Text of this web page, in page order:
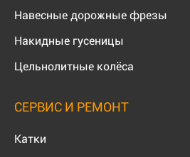
Навесные дорожные фрезы
Накидные гусеницы
Цельнолитные колёса
СЕРВИС И РЕМОНТ
Катки